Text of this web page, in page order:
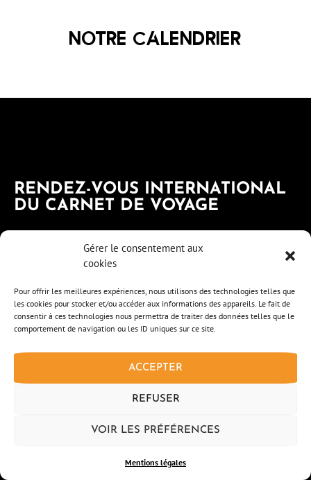
Gérer le consentement aux
cookies
Pour offrir les meilleures expériences, nous utilisons des technologies telles que
les cookies pour stocker et/ou accéder aux informations des appareils. Le fait de
consentir à ces technologies nous permettra de traiter des données telles que le
comportement de navigation ou les ID uniques sur ce site.
ACCEPTER
REFUSER
VOIR LES PRÉFÉRENCES
Mentions légales
NOTRE CALENDRIER
RENDEZ-VOUS INTERNATIONAL
DU CARNET DE VOYAGE
français et étrangers viennent exposer leurs
LIENS UTILES
LE RENDEZ-VOUS
CARNETTISTES